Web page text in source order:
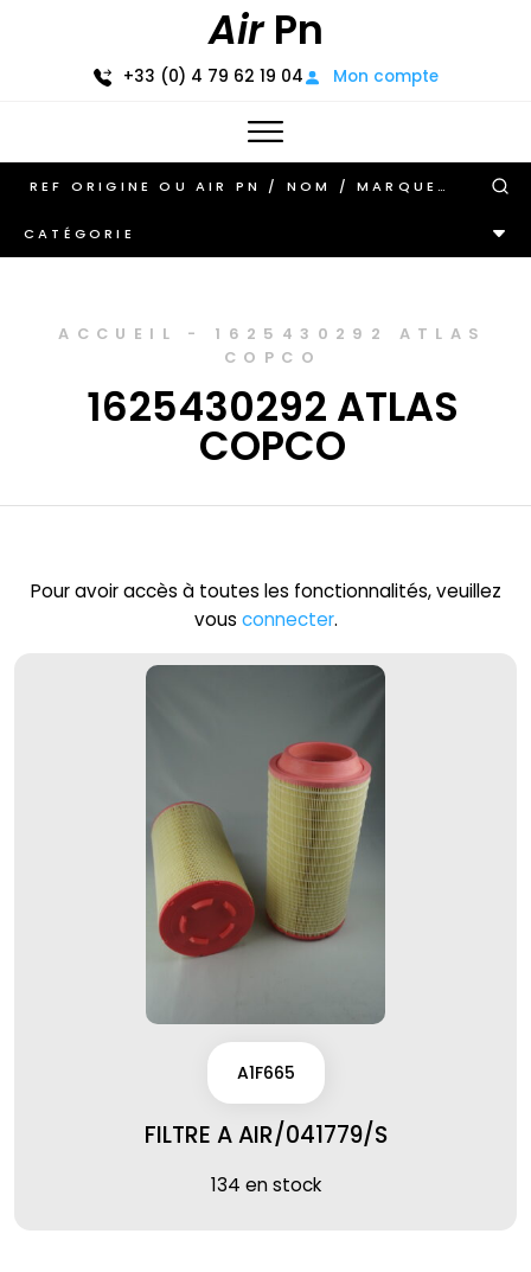
AirPn
+33 (0) 4 79 62 19 04 Mon compte
CATÉGORIE
ACCUEIL - 1625430292 ATLAS
COPCO
1625430292 ATLAS
COPCO
Pour avoir accès à toutes les fonctionnalités, veuillez
vous connecter.
A1F665
FILTRE A AIR/041779/S
134 en stock